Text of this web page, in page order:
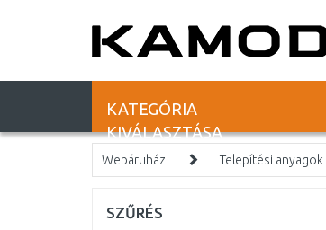
KATEGÓRIA
KIVÁLASZTÁSA
Webáruház Telepítési anyagok
SZŰRÉS